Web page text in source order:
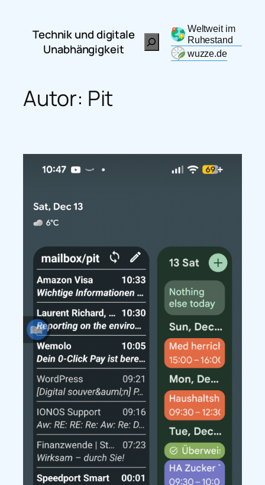
springenTechnik und digitale
Unabhängigkeit
Search
Weltweit im
Ruhestand
wuzze.de
Autor: Pit